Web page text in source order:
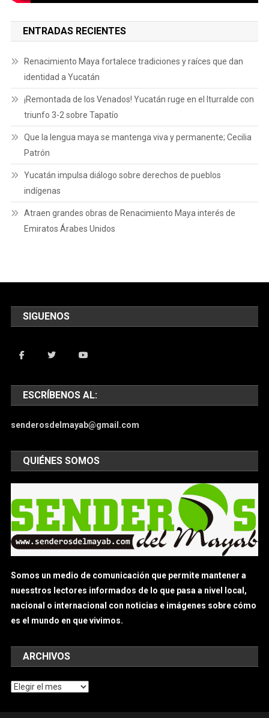
ENTRADAS RECIENTES
Renacimiento Maya fortalece tradiciones y raíces que dan
identidad a Yucatán
¡Remontada de los Venados! Yucatán ruge en el Iturralde con
triunfo 3-2 sobre Tapatío
Que la lengua maya se mantenga viva y permanente; Cecilia
Patrón
Yucatán impulsa diálogo sobre derechos de pueblos
indígenas
Atraen grandes obras de Renacimiento Maya interés de
Emiratos Árabes Unidos
SIGUENOS
ESCRÍBENOS AL:
senderosdelmayab@gmail.com
QUIÉNES SOMOS
Somos un medio de comunicación que permite mantener a
nuesstros lectores informados de lo que pasa a nivel local,
nacional o internacional con noticias e imágenes sobre cómo
es el mundo en que vivimos.
ARCHIVOS
Archivos